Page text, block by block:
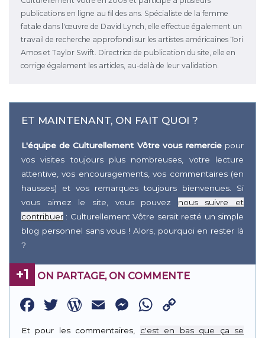
publications en ligne au fil des ans. Spécialiste de la femme
fatale dans l'œuvre de David Lynch, elle effectue également un
travail de recherche approfondi sur les artistes américaines Tori
Amos et Taylor Swift. Directrice de publication du site, elle en
corrige également les articles, au-delà de leur validation.
ET MAINTENANT, ON FAIT QUOI ?
L'équipe de Culturellement Vôtre vous remerciepour
vos visites toujours plus nombreuses, votre lecture
attentive, vos encouragements, vos commentaires (en
hausses) et vos remarques toujours bienvenues. Si
vous aimez le site, vous pouvez nous suivre et
contribuer : Culturellement Vôtre serait resté un simple
blog personnel sans vous ! Alors, pourquoi en rester là
?
+1 ON PARTAGE, ON COMMENTE
Facebook
Twitter
WordPress
EmailMessenger
WhatsApp
Link
Et pour les commentaires, c'est en bas que ça se